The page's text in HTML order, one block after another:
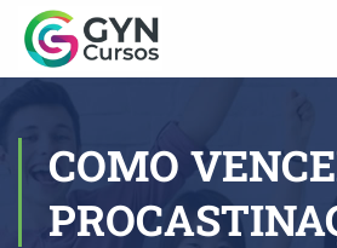
COMO